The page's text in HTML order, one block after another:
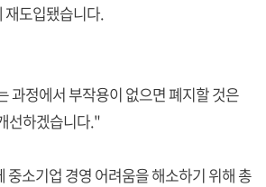
재도입됐습니다.
과정에서 부작용이 없으면 폐지할 것은
선하겠습니다."
중소기업 경영 어려움을 해소하기 위해 총